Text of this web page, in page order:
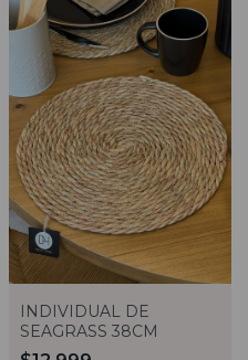
INDIVIDUAL DE
SEAGRASS 38CM